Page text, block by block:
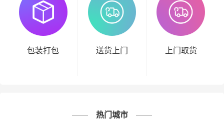
包装打包 送货上门 上门取货
热门城市